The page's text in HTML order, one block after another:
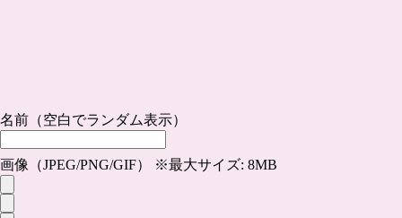
名前（空白でランダム表示）
画像（JPEG/PNG/GIF） ※最大サイズ: 8MB